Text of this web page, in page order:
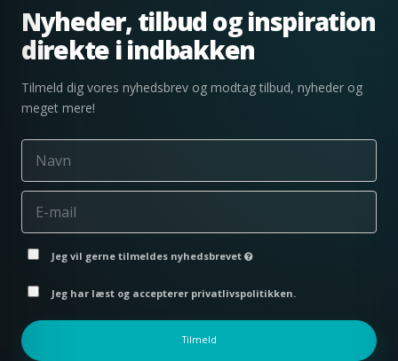
Nyheder, tilbud og inspiration
direkte i indbakken
Tilmeld dig vores nyhedsbrev og modtag tilbud, nyheder og
meget mere!
Jeg vil gerne tilmeldes nyhedsbrevet
Jeg har læst og accepterer privatlivspolitikken.
Tilmeld